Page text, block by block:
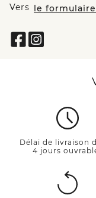
Vers le
Délai de livraison
4 jours